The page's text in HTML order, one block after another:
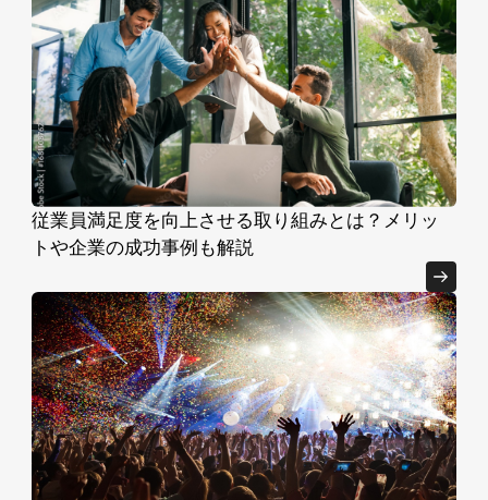
従業員満足度を向上させる取り組みとは？メリッ
トや企業の成功事例も解説